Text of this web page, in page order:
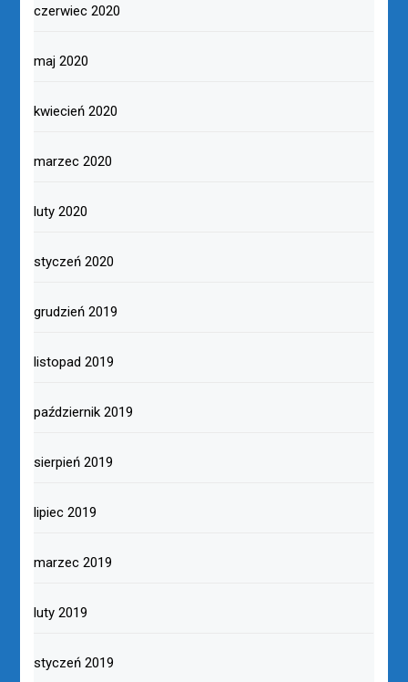
czerwiec 2020
maj 2020
kwiecień 2020
marzec 2020
luty 2020
styczeń 2020
grudzień 2019
listopad 2019
październik 2019
sierpień 2019
lipiec 2019
marzec 2019
luty 2019
styczeń 2019